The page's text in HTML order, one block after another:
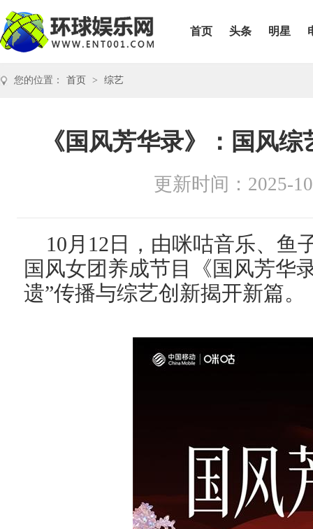
首页 头条 明星
您的位置： 首页 > 综艺
《国风芳华录》：国风
更新时间：2025-
10月12日，由咪咕音乐、鱼
国风女团养成节目《国风芳华
遗”传播与综艺创新揭开新篇。